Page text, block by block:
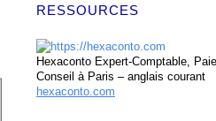
RESSOURCES
Hexaconto Expert-Comptable,
Conseil à Paris – anglais courant
hexaconto.com